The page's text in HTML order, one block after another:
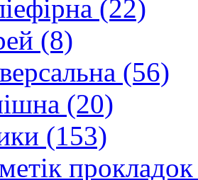
(22)
(8)
(56)
(20)
(153)